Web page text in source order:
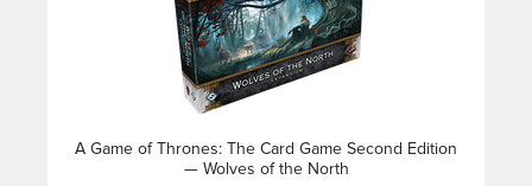
A Game of Thrones: The Card Game Second Edition
— Wolves of the North